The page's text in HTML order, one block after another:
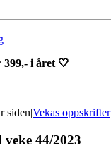
i året 🤍
siden|Vekas oppskrifter
44/2023